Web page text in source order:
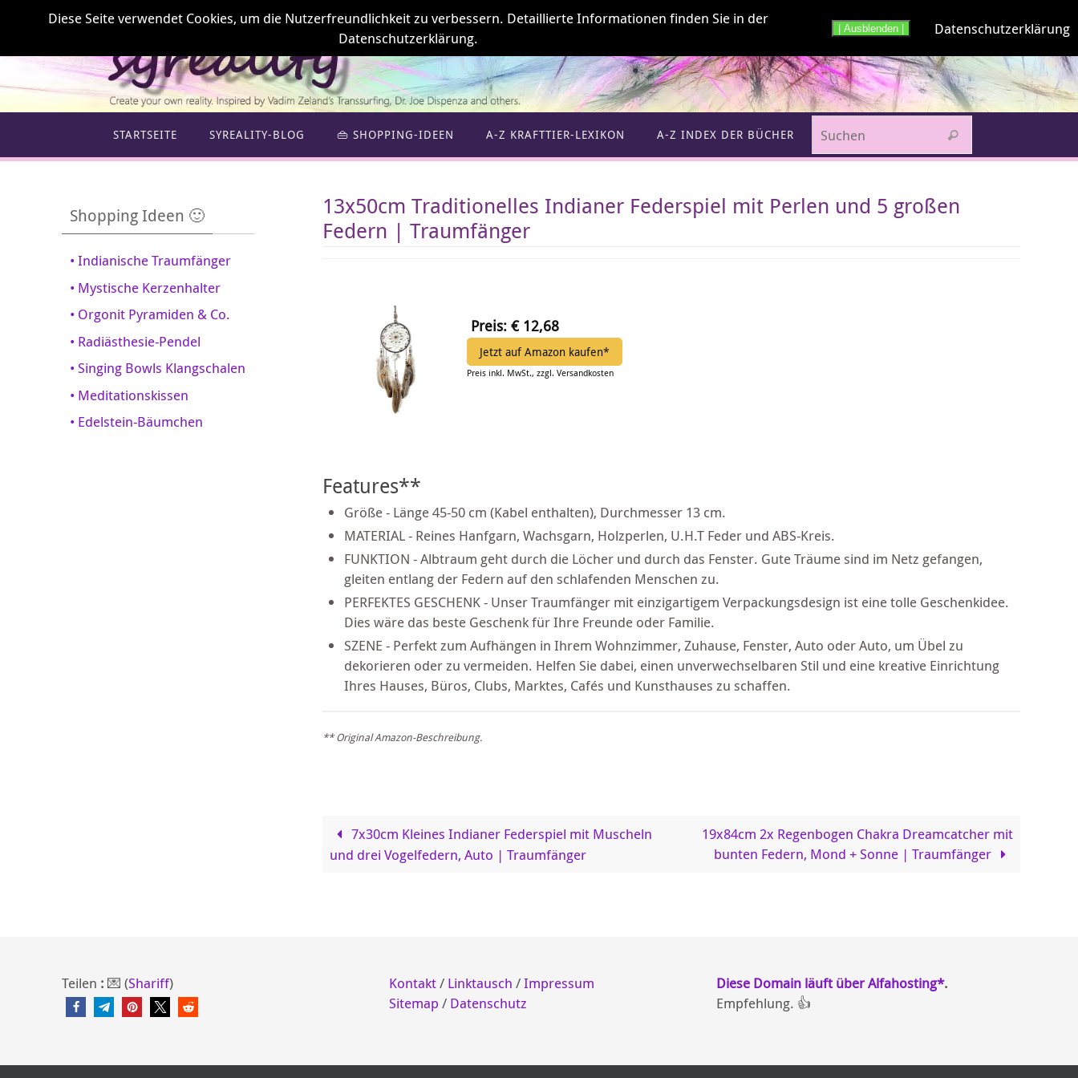
springen
STARTSEITE SYREALITY-BLOG 👜 SHOPPING-IDEEN A-Z KRAFTTIER-LEXIKON A-Z INDEX DER BÜCHER Suchen
13x50cm Traditionelles Indianer Federspiel mit Perlen und 5 großen
Federn | Traumfänger
Preis: € 12,68
Jetzt auf Amazon kaufen*
Preis inkl. MwSt., zzgl. Versandkosten
Features**
Größe - Länge 45-50 cm (Kabel enthalten), Durchmesser 13 cm.
MATERIAL - Reines Hanfgarn, Wachsgarn, Holzperlen, U.H.T Feder und ABS-Kreis.
FUNKTION - Albtraum geht durch die Löcher und durch das Fenster. Gute Träume sind im Netz gefangen,
gleiten entlang der Federn auf den schlafenden Menschen zu.
PERFEKTES GESCHENK - Unser Traumfänger mit einzigartigem Verpackungsdesign ist eine tolle Geschenkidee.
Dies wäre das beste Geschenk für Ihre Freunde oder Familie.
SZENE - Perfekt zum Aufhängen in Ihrem Wohnzimmer, Zuhause, Fenster, Auto oder Auto, um Übel zu
dekorieren oder zu vermeiden. Helfen Sie dabei, einen unverwechselbaren Stil und eine kreative Einrichtung
Ihres Hauses, Büros, Clubs, Marktes, Cafés und Kunsthauses zu schaffen.
** Original Amazon-Beschreibung.
7x30cm Kleines Indianer Federspiel mit Muscheln
und drei Vogelfedern, Auto | Traumfänger
19x84cm 2x Regenbogen Chakra Dreamcatcher mit
bunten Federn, Mond + Sonne | Traumfänger
Shopping Ideen 🙂
• Indianische Traumfänger
• Mystische Kerzenhalter
• Orgonit Pyramiden & Co.
• Radiästhesie-Pendel
• Singing Bowls Klangschalen
• Meditationskissen
• Edelstein-Bäumchen
Teilen : 💌 (Shariff) Kontakt/ Linktausch /Impressum
Sitemap / Datenschutz
Diese Domain läuft über Alfahosting*.
Empfehlung. 👍
Diese Seite verwendet Cookies, um die Nutzerfreundlichkeit zu verbessern. Detaillierte Informationen finden Sie in der
Datenschutzerklärung.
| Ausblenden | Datenschutzerklärung